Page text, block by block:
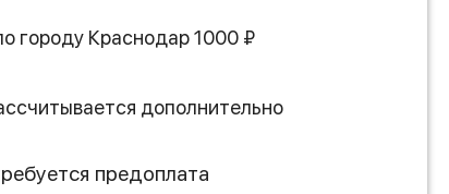
городу Краснодар 1000 ₽
дополнительно
предоплата